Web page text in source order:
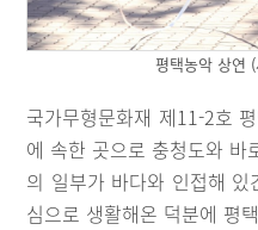
평택농악 상연
국가무형문화재 제11-2호
에 속한 곳으로 충청도와 바
의 일부가 바다와 인접해
심으로 생활해온 덕분에 평